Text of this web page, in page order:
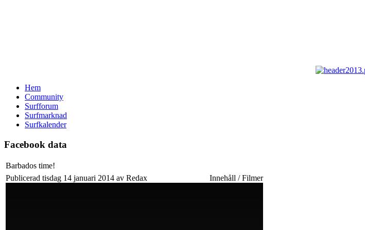
Hem
Community
Surfforum
Surfmarknad
Surfkalender
Facebook data
Barbados time!
Publicerad tisdag 14 januari 2014 av Redax
Innehåll / Filmer